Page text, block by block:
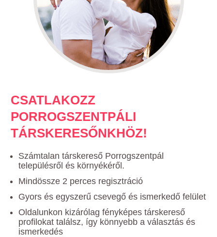
CSATLAKOZZ
PORROGSZENTPÁLI
TÁRSKERESŐNKHÖZ!
Számtalan társkereső Porrogszentpál
településről és környékéről.
Mindössze 2 perces regisztráció
Gyors és egyszerű csevegő és ismerkedő felület
Oldalunkon kizárólag fényképes társkereső
profilokat találsz, így könnyebb a választás és
ismerkedés